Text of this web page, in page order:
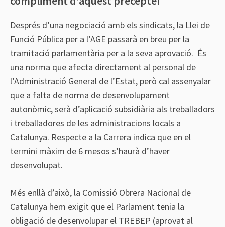
Després d’una negociació amb els sindicats, la Llei de
Funció Pública per a l’AGE passarà en breu per la
tramitació parlamentària per a la seva aprovació. És
una norma que afecta directament al personal de
l’Administració General de l’Estat, però cal assenyalar
que a falta de norma de desenvolupament
autonòmic, serà d’aplicació subsidiària als treballadors
i treballadores de les administracions locals a
Catalunya. Respecte a la Carrera indica que en el
termini màxim de 6 mesos s’haurà d’haver
desenvolupat.
Més enllà d’això, la Comissió Obrera Nacional de
Catalunya hem exigit que el Parlament tenia la
obligació de desenvolupar el TREBEP (aprovat al